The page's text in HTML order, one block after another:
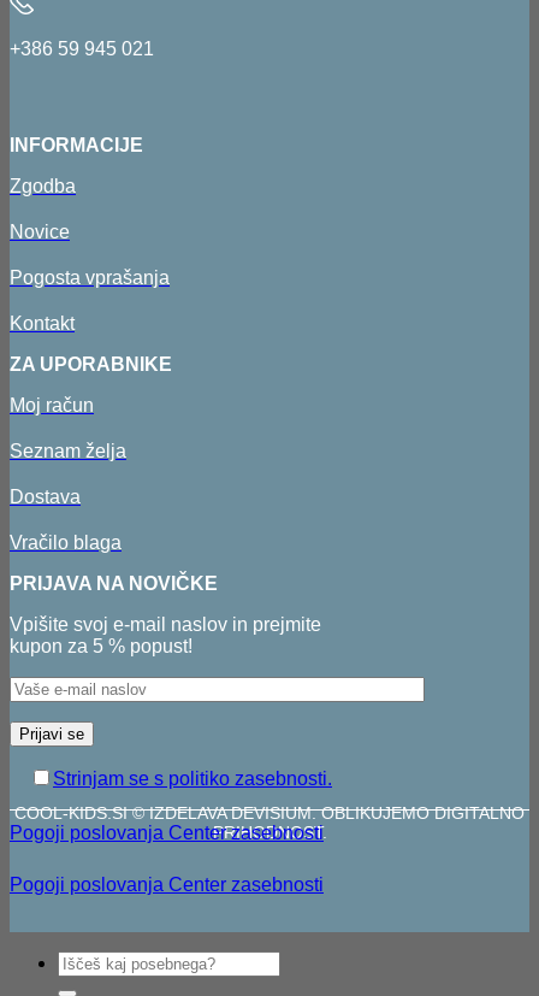
+386 59 945 021
INFORMACIJE
Zgodba
Novice
Pogosta vprašanja
Kontakt
ZA UPORABNIKE
Moj račun
Seznam želja
Dostava
Vračilo blaga
PRIJAVA NA NOVIČKE
Vpišite svoj e-mail naslov in prejmite
kupon za 5 % popust!
Strinjam se s politiko zasebnosti.
COOL-KIDS.SI © IZDELAVA DEVISIUM. OBLIKUJEMO DIGITALNO
PRIHODNOST.
Pogoji poslovanja Center zasebnosti
Pogoji poslovanja Center zasebnosti
Išči: